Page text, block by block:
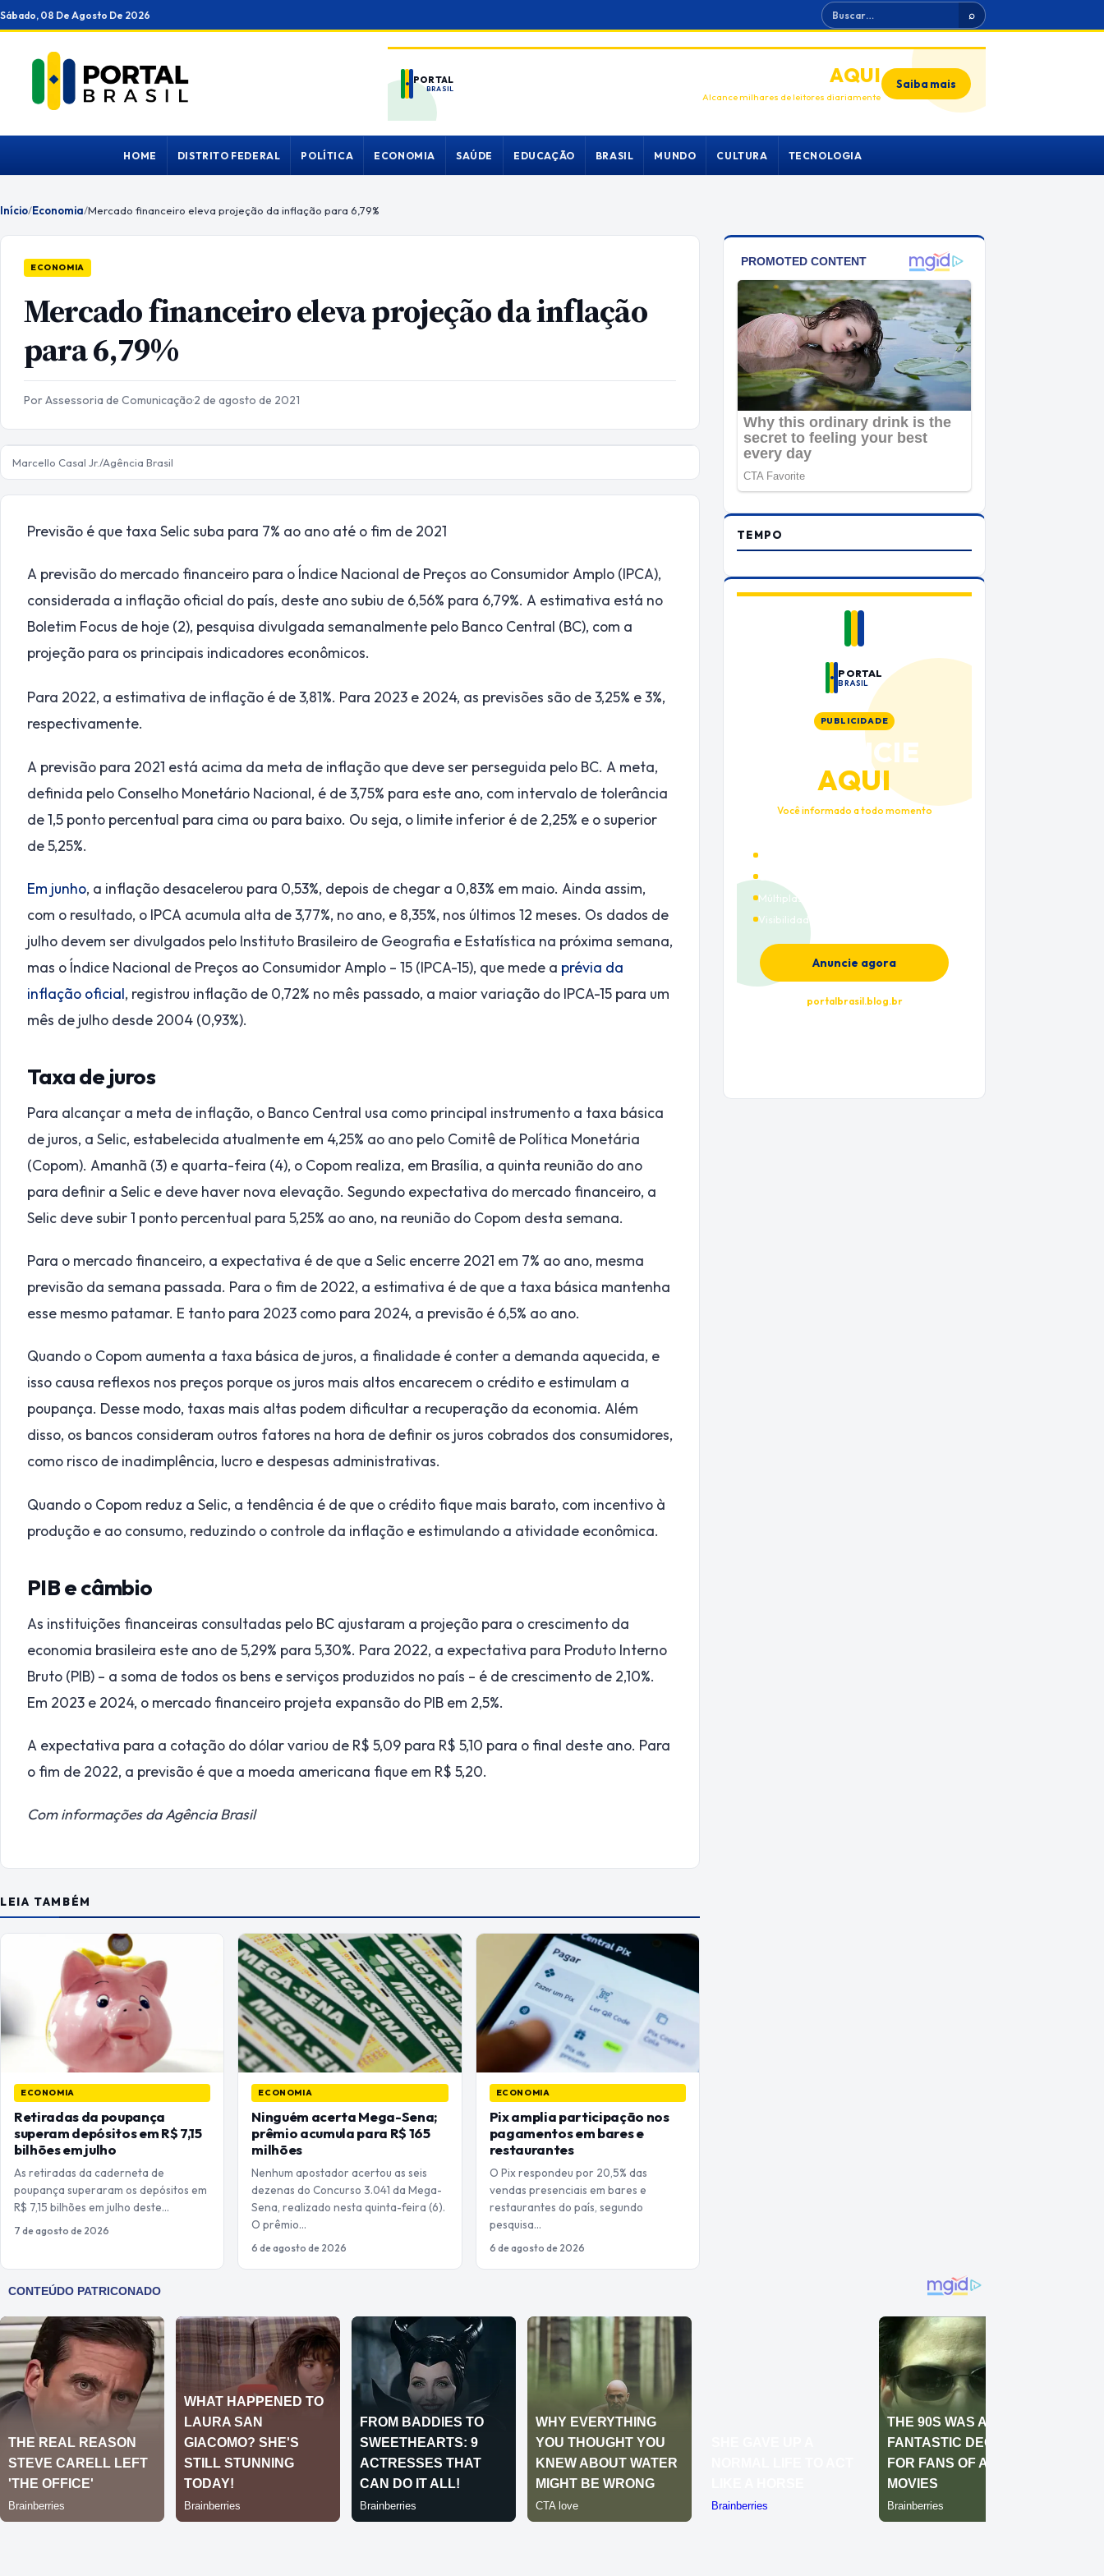
Ir
para
conteúdo
Sábado, 08 De Agosto De 2026 Buscar ⌕
PORTAL
BRASIL
ANUNCIEAQUI
Alcance milhares de leitores diariamente
Saiba mais
HOME DISTRITO FEDERAL POLÍTICA ECONOMIA SAÚDE EDUCAÇÃO BRASIL MUNDO CULTURA TECNOLOGIA
Início/Economia/Mercado financeiro eleva projeção da inflação para 6,79%
ECONOMIA
Mercado financeiro eleva projeção da inflação
para 6,79%
Por Assessoria de Comunicação·2 de agosto de 2021
Marcello Casal Jr./Agência Brasil
Previsão é que taxa Selic suba para 7% ao ano até o fim de 2021
A previsão do mercado financeiro para o Índice Nacional de Preços ao Consumidor Amplo (IPCA),
considerada a inflação oficial do país, deste ano subiu de 6,56% para 6,79%. A estimativa está no
Boletim Focus de hoje (2), pesquisa divulgada semanalmente pelo Banco Central (BC), com a
projeção para os principais indicadores econômicos.
Para 2022, a estimativa de inflação é de 3,81%. Para 2023 e 2024, as previsões são de 3,25% e 3%,
respectivamente.
A previsão para 2021 está acima da meta de inflação que deve ser perseguida pelo BC. A meta,
definida pelo Conselho Monetário Nacional, é de 3,75% para este ano, com intervalo de tolerância
de 1,5 ponto percentual para cima ou para baixo. Ou seja, o limite inferior é de 2,25% e o superior
de 5,25%.
Em junho, a inflação desacelerou para 0,53%, depois de chegar a 0,83% em maio. Ainda assim,
com o resultado, o IPCA acumula alta de 3,77%, no ano, e 8,35%, nos últimos 12 meses. Os dados de
julho devem ser divulgados pelo Instituto Brasileiro de Geografia e Estatística na próxima semana,
mas o Índice Nacional de Preços ao Consumidor Amplo – 15 (IPCA-15), que mede a prévia da
inflação oficial, registrou inflação de 0,72% no mês passado, a maior variação do IPCA-15 para um
mês de julho desde 2004 (0,93%).
Taxa de juros
Para alcançar a meta de inflação, o Banco Central usa como principal instrumento a taxa básica
de juros, a Selic, estabelecida atualmente em 4,25% ao ano pelo Comitê de Política Monetária
(Copom). Amanhã (3) e quarta-feira (4), o Copom realiza, em Brasília, a quinta reunião do ano
para definir a Selic e deve haver nova elevação. Segundo expectativa do mercado financeiro, a
Selic deve subir 1 ponto percentual para 5,25% ao ano, na reunião do Copom desta semana.
Para o mercado financeiro, a expectativa é de que a Selic encerre 2021 em 7% ao ano, mesma
previsão da semana passada. Para o fim de 2022, a estimativa é de que a taxa básica mantenha
esse mesmo patamar. E tanto para 2023 como para 2024, a previsão é 6,5% ao ano.
Quando o Copom aumenta a taxa básica de juros, a finalidade é conter a demanda aquecida, e
isso causa reflexos nos preços porque os juros mais altos encarecem o crédito e estimulam a
poupança. Desse modo, taxas mais altas podem dificultar a recuperação da economia. Além
disso, os bancos consideram outros fatores na hora de definir os juros cobrados dos consumidores,
como risco de inadimplência, lucro e despesas administrativas.
Quando o Copom reduz a Selic, a tendência é de que o crédito fique mais barato, com incentivo à
produção e ao consumo, reduzindo o controle da inflação e estimulando a atividade econômica.
PIB e câmbio
As instituições financeiras consultadas pelo BC ajustaram a projeção para o crescimento da
economia brasileira este ano de 5,29% para 5,30%. Para 2022, a expectativa para Produto Interno
Bruto (PIB) – a soma de todos os bens e serviços produzidos no país – é de crescimento de 2,10%.
Em 2023 e 2024, o mercado financeiro projeta expansão do PIB em 2,5%.
A expectativa para a cotação do dólar variou de R$ 5,09 para R$ 5,10 para o final deste ano. Para
o fim de 2022, a previsão é que a moeda americana fique em R$ 5,20.
Com informações da Agência Brasil
LEIA TAMBÉM
ECONOMIA
Retiradas da poupança
superam depósitos em R$ 7,15
bilhões em julho
As retiradas da caderneta de
poupança superaram os depósitos em
R$ 7,15 bilhões em julho deste…
7 de agosto de 2026
ECONOMIA
Ninguém acerta Mega-Sena;
prêmio acumula para R$ 165
milhões
Nenhum apostador acertou as seis
dezenas do Concurso 3.041 da Mega-
Sena, realizado nesta quinta-feira (6).
O prêmio…
6 de agosto de 2026
ECONOMIA
Pix amplia participação nos
pagamentos em bares e
restaurantes
O Pix respondeu por 20,5% das
vendas presenciais em bares e
restaurantes do país, segundo
pesquisa…
6 de agosto de 2026
TEMPO
PORTAL
BRASIL
PUBLICIDADE
ANUNCIE
AQUI
Você informado a todo momento
Cobertura nacional
Múltiplas categorias
Visibilidade premium
Anuncie agora
portalbrasil.blog.br